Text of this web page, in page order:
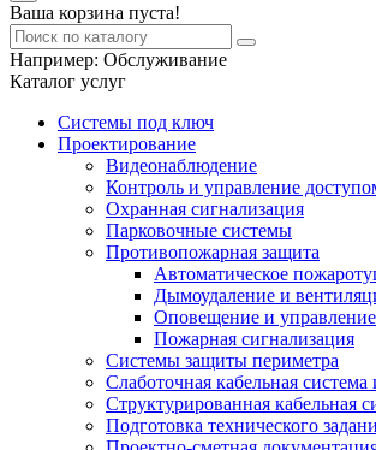
Ваша корзина пуста!
Например: Обслуживание
Каталог услуг
Системы под ключ
Проектирование
Видеонаблюдение
Контроль и управление
Охранная сигнализация
Парковочные системы
Противопожарная защита
Автоматическое
Дымоудаление и
Оповещение и
Пожарная сигнализация
Системы защиты периметра
Слаботочная кабельная система
Структурированная кабельная
Подготовка технического